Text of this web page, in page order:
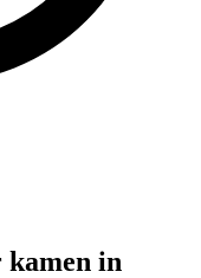
kamen in